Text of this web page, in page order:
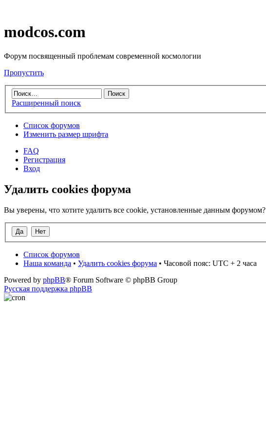
modcos.com
Форум посвященный проблемам современной космологии
Пропустить
Расширенный поиск
Список форумов
Изменить размер шрифта
FAQ
Регистрация
Вход
Удалить cookies форума
Вы уверены, что хотите удалить все cookie, установленные данным форумом?
Список форумов
Наша команда • Удалить cookies форума • Часовой пояс: UTC + 2 часа
Powered by phpBB® Forum Software © phpBB Group
Русская поддержка phpBB